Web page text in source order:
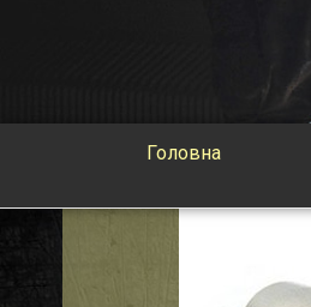
Головна